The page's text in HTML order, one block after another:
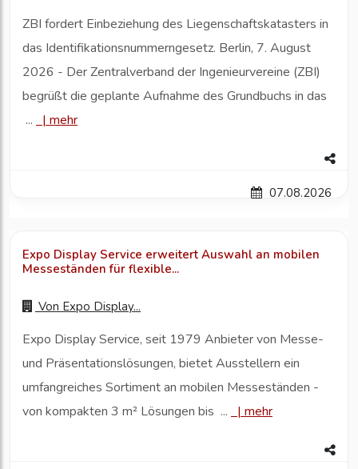
ZBI fordert Einbeziehung des Liegenschaftskatasters in
das Identifikationsnummerngesetz. Berlin, 7. August
2026 - Der Zentralverband der Ingenieurvereine (ZBI)
begrüßt die geplante Aufnahme des Grundbuchs in das
...
| mehr
07.08.2026
Expo Display Service erweitert Auswahl an mobilen
Messeständen für flexible...
Von Expo Display...
Expo Display Service, seit 1979 Anbieter von Messe-
und Präsentationslösungen, bietet Ausstellern ein
umfangreiches Sortiment an mobilen Messeständen -
von kompakten 3 m² Lösungen bis ...
| mehr